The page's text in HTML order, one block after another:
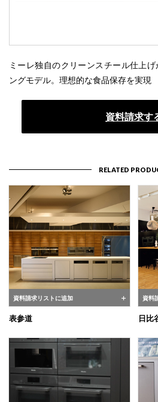
ミーレ独自のクリーンスチール仕上
ングモデル。理想的な食品保存を実現
資料請求す
RELATED
資料請求リストに追加
表参道
資料
日比